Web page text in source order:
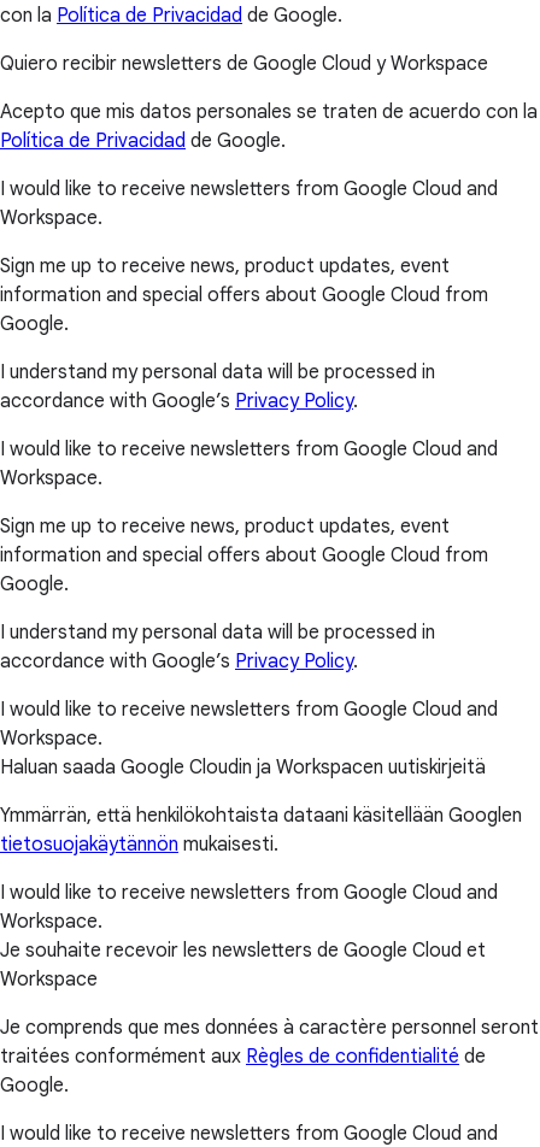
con la Política de Privacidad de Google.
Quiero recibir newsletters de Google Cloud y Workspace
Acepto que mis datos personales se traten de acuerdo con la
Política de Privacidad de Google.
I would like to receive newsletters from Google Cloud and
Workspace.
Sign me up to receive news, product updates, event
information and special offers about Google Cloud from
Google.
I understand my personal data will be processed in
accordance with Google’s Privacy Policy.
I would like to receive newsletters from Google Cloud and
Workspace.
Sign me up to receive news, product updates, event
information and special offers about Google Cloud from
Google.
I understand my personal data will be processed in
accordance with Google’s Privacy Policy.
I would like to receive newsletters from Google Cloud and
Workspace.
Haluan saada Google Cloudin ja Workspacen uutiskirjeitä
Ymmärrän, että henkilökohtaista dataani käsitellään Googlen
tietosuojakäytännön mukaisesti.
I would like to receive newsletters from Google Cloud and
Workspace.
Je souhaite recevoir les newsletters de Google Cloud et
Workspace
Je comprends que mes données à caractère personnel seront
traitées conformément aux Règles de confidentialité de
Google.
I would like to receive newsletters from Google Cloud and